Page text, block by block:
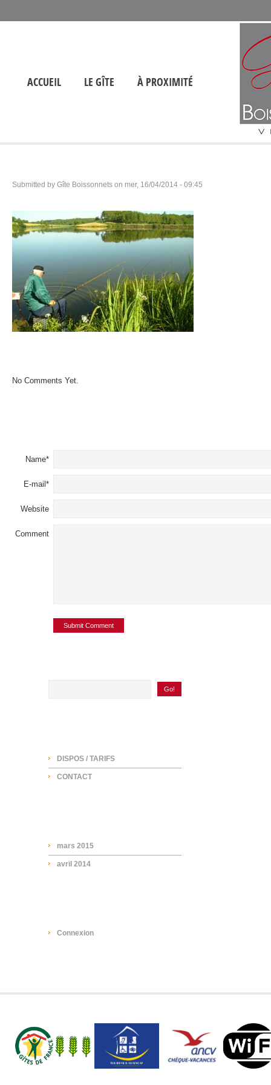
ACCUEIL LE GÎTE À PROXIMITÉ
Submitted by Gîte Boissonnets on mer, 16/04/2014 - 09:45
No Comments Yet.
Name*
E-mail*
Website
Comment
DISPOS / TARIFS
CONTACT
mars 2015
avril 2014
Connexion